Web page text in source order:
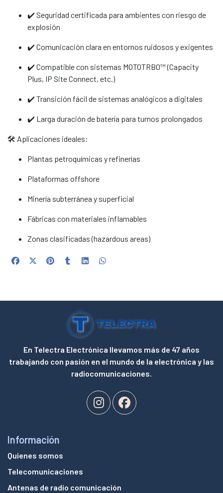
✔️ Seguridad certificada para ambientes con riesgo de
explosión
✔️ Comunicación clara en entornos ruidosos y exigentes
✔️ Compatible con sistemas MOTOTRBO™ (Capacity
Plus, IP Site Connect, etc.)
✔️ Transición fácil de sistemas analógicos a digitales
✔️ Larga duración de batería para turnos prolongados
🛠️ Aplicaciones ideales:
Plantas petroquímicas y refinerías
Plataformas offshore
Minería subterránea y superficial
Fábricas con materiales inflamables
Zonas clasificadas (hazardous areas)
En Telectra Electrónica llevamos más de 47 años
trabajando con pasión en el mundo de la electrónica y las
radiocomunicaciones.
Información
Quienes somos
Telecomunicaciones
Antenas de radio comunicación